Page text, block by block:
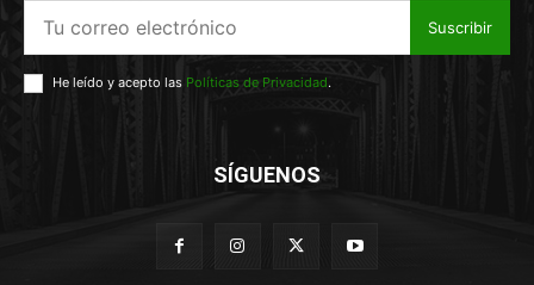
Suscribir
He leído y acepto las Políticas de Privacidad.
SÍGUENOS